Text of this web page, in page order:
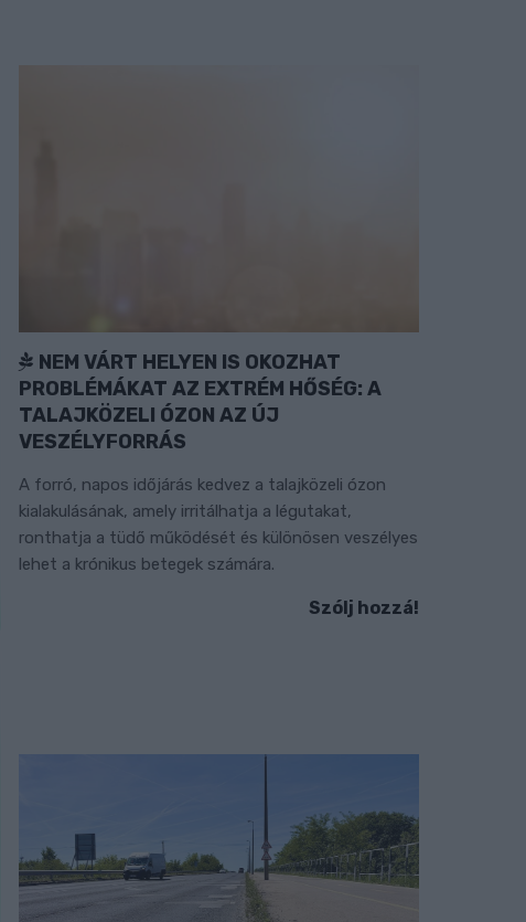
NEM VÁRT HELYEN IS OKOZHAT
PROBLÉMÁKAT AZ EXTRÉM HŐSÉG: A
TALAJKÖZELI ÓZON AZ ÚJ
VESZÉLYFORRÁS
A forró, napos időjárás kedvez a talajközeli ózon
kialakulásának, amely irritálhatja a légutakat,
ronthatja a tüdő működését és különösen veszélyes
lehet a krónikus betegek számára.
Szólj hozzá!